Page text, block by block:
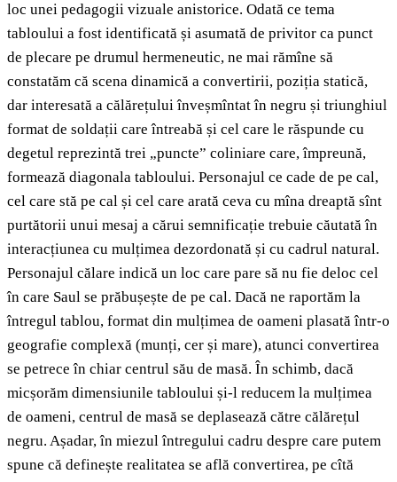
loc unei pedagogii vizuale anistorice. Odată ce tema
tabloului a fost identificată și asumată de privitor ca punct
de plecare pe drumul hermeneutic, ne mai rămîne să
constatăm că scena dinamică a convertirii, poziția statică,
dar interesată a călărețului înveșmîntat în negru și triunghiul
format de soldații care întreabă și cel care le răspunde cu
degetul reprezintă trei „puncte” coliniare care, împreună,
formează diagonala tabloului. Personajul ce cade de pe cal,
cel care stă pe cal și cel care arată ceva cu mîna dreaptă sînt
purtătorii unui mesaj a cărui semnificație trebuie căutată în
interacțiunea cu mulțimea dezordonată și cu cadrul natural.
Personajul călare indică un loc care pare să nu fie deloc cel
în care Saul se prăbușește de pe cal. Dacă ne raportăm la
întregul tablou, format din mulțimea de oameni plasată într-o
geografie complexă (munți, cer și mare), atunci convertirea
se petrece în chiar centrul său de masă. În schimb, dacă
micșorăm dimensiunile tabloului și-l reducem la mulțimea
de oameni, centrul de masă se deplasează către călărețul
negru. Așadar, în miezul întregului cadru despre care putem
spune că definește realitatea se află convertirea, pe cîtă